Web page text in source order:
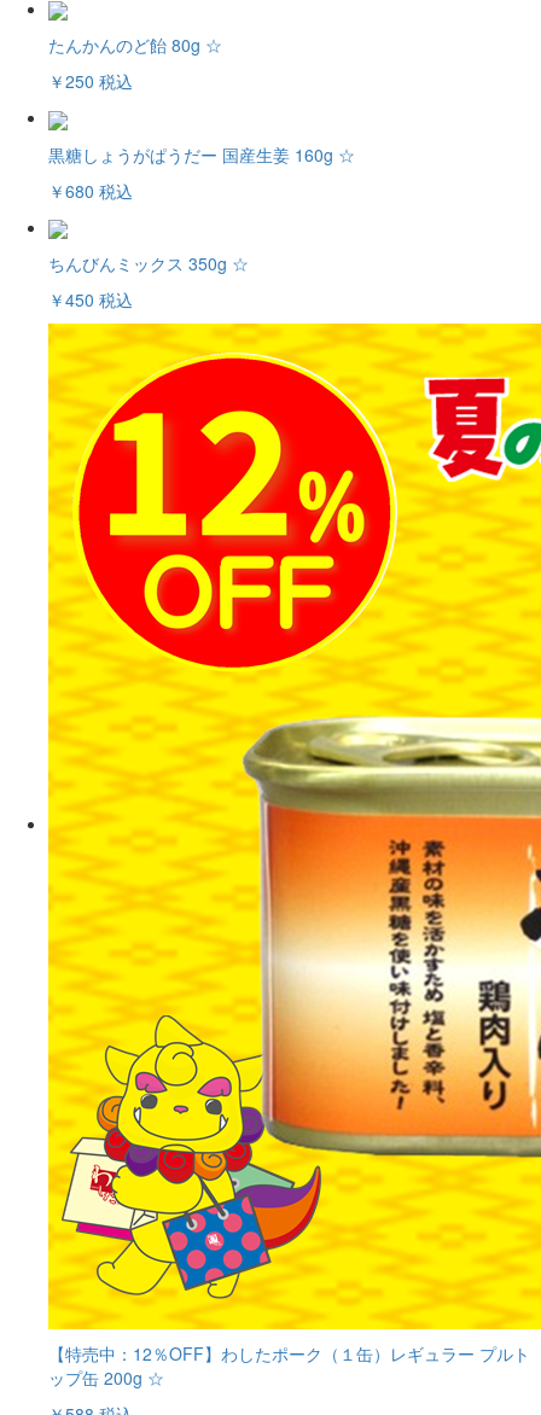
たんかんのど飴 80g ☆
￥250 税込
黒糖しょうがぱうだー 国産生姜 160g ☆
￥680 税込
ちんびんミックス 350g ☆
￥450 税込
【特売中：12％OFF】わしたポーク（１缶）レギュラー プルト
ップ缶 200g ☆